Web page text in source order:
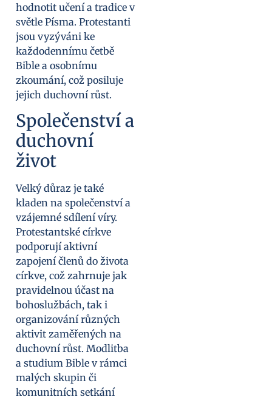
hodnotit učení a tradice v
světle Písma. Protestanti
jsou vyzýváni ke
každodennímu četbě
Bible a osobnímu
zkoumání, což posiluje
jejich duchovní růst.
Společenství a
duchovní
život
Velký důraz je také
kladen na společenství a
vzájemné sdílení víry.
Protestantské církve
podporují aktivní
zapojení členů do života
církve, což zahrnuje jak
pravidelnou účast na
bohoslužbách, tak i
organizování různých
aktivit zaměřených na
duchovní růst. Modlitba
a studium Bible v rámci
malých skupin či
komunitních setkání